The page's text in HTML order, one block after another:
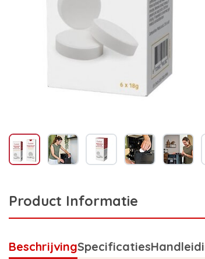
Product Informatie
BeschrijvingSpecificaties